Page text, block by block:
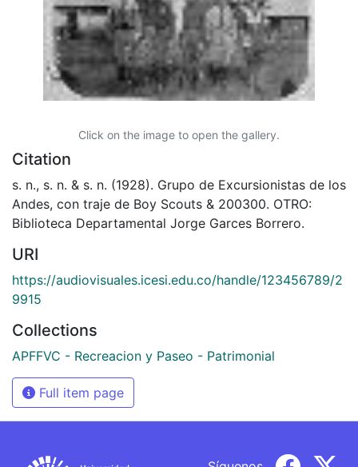
Click on the image to open the gallery.
Citation
s. n., s. n. & s. n. (1928). Grupo de Excursionistas de los
Andes, con traje de Boy Scouts & 200300. OTRO:
Biblioteca Departamental Jorge Garces Borrero.
URI
https://audiovisuales.icesi.edu.co/handle/123456789/2
9915
Collections
APFFVC - Recreacion y Paseo - Patrimonial
Full item page